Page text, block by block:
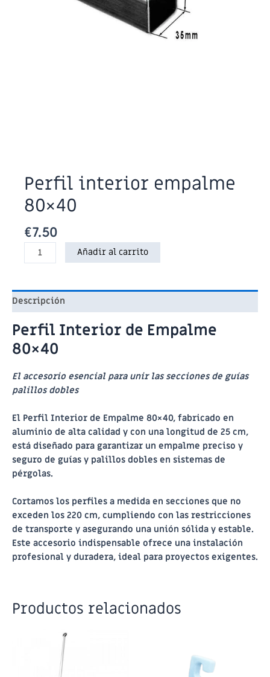
Perfil interior empalme
80×40
€7.50
Perfil
interior
80x40
cantidad
Añadir al carrito
Descripción
Perfil Interior de Empalme
80×40
El accesorio esencial para unir las secciones de guías
palillos dobles
El Perfil Interior de Empalme 80×40, fabricado en
aluminio de alta calidad y con una longitud de 25 cm,
está diseñado para garantizar un empalme preciso y
seguro de guías y palillos dobles en sistemas de
pérgolas.
Cortamos los perfiles a medida en secciones que no
exceden los 220 cm, cumpliendo con las restricciones
de transporte y asegurando una unión sólida y estable.
Este accesorio indispensable ofrece una instalación
profesional y duradera, ideal para proyectos exigentes.
Productos relacionados